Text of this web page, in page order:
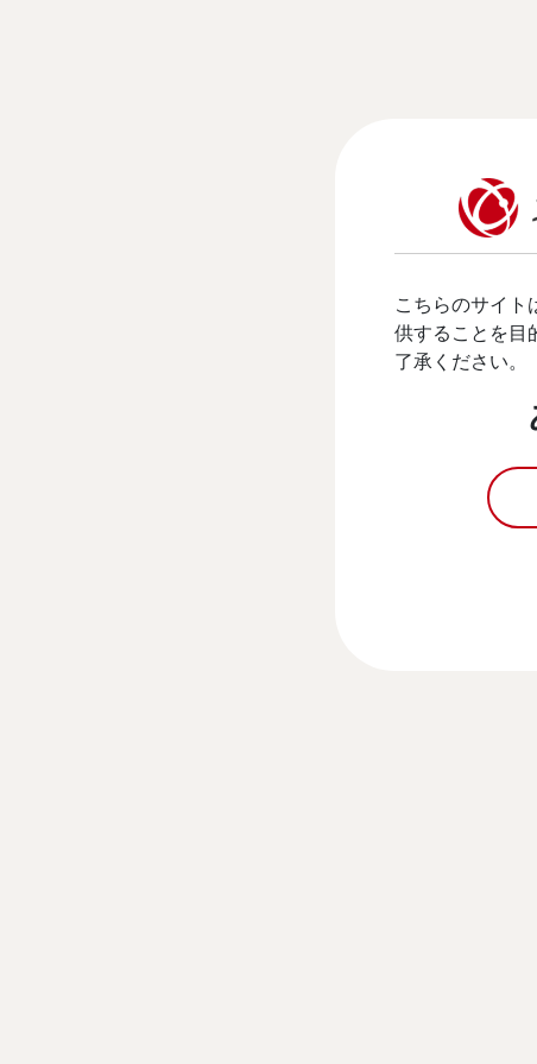
こちらのサイト
供することを目
了承ください。